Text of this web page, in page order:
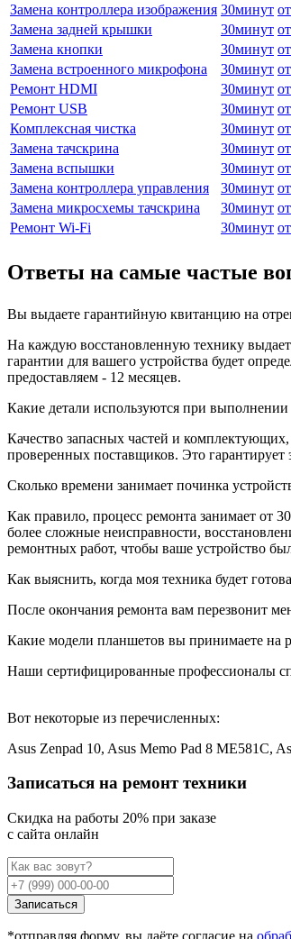
Замена контроллера изображения 30минут от
Замена задней крышки
30минут от
Замена кнопки
30минут от
Замена встроенного микрофона
30минут от
Ремонт HDMI
30минут от
Ремонт USB
30минут от
Комплексная чистка
30минут от
Замена тачскрина
30минут от
Замена вспышки
30минут от
Замена контроллера управления
30минут от
Замена микросхемы тачскрина
30минут от
Ремонт Wi-Fi
30минут от
Ответы на самые частые
Вы выдаете гарантийную квитанцию на
На каждую восстановленную технику
гарантии для вашего устройства будет
предоставляем - 12 месяцев.
Какие детали используются при выполнении
Качество запасных частей и
проверенных поставщиков. Это
Сколько времени занимает починка
Как правило, процесс ремонта занимает от
более сложные неисправности,
ремонтных работ, чтобы ваше устройство
Как выяснить, когда моя техника будет
После окончания ремонта вам перезвонит
Какие модели планшетов вы принимаете на
Наши сертифицированные профессионалы
Вот некоторые из перечисленных:
Asus Zenpad 10, Asus Memo Pad 8 ME581C,
Записаться на ремонт техники
Cкидка на работы 20% при заказе
с сайта онлайн
Записаться
*отправляя форму, вы даёте согласие на